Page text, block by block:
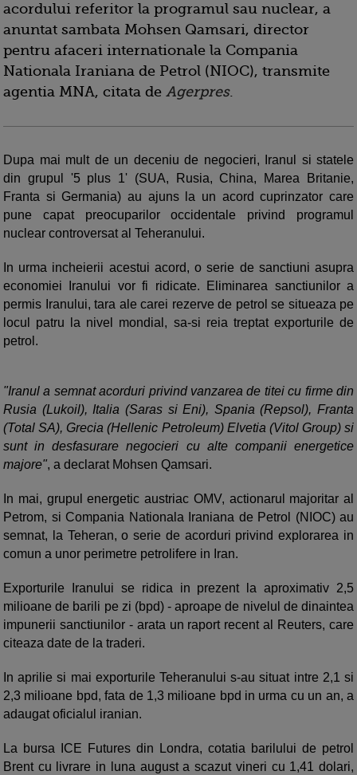
acordului referitor la programul sau nuclear, a
anuntat sambata Mohsen Qamsari, director
pentru afaceri internationale la Compania
Nationala Iraniana de Petrol (NIOC), transmite
agentia MNA, citata de Agerpres.
Dupa mai mult de un deceniu de negocieri, Iranul si statele
din grupul '5 plus 1' (SUA, Rusia, China, Marea Britanie,
Franta si Germania) au ajuns la un acord cuprinzator care
pune capat preocuparilor occidentale privind programul
nuclear controversat al Teheranului.
In urma incheierii acestui acord, o serie de sanctiuni asupra
economiei Iranului vor fi ridicate. Eliminarea sanctiunilor a
permis Iranului, tara ale carei rezerve de petrol se situeaza pe
locul patru la nivel mondial, sa-si reia treptat exporturile de
petrol.
"Iranul a semnat acorduri privind vanzarea de titei cu firme din
Rusia (Lukoil), Italia (Saras si Eni), Spania (Repsol), Franta
(Total SA), Grecia (Hellenic Petroleum) Elvetia (Vitol Group) si
sunt in desfasurare negocieri cu alte companii energetice
majore", a declarat Mohsen Qamsari.
In mai, grupul energetic austriac OMV, actionarul majoritar al
Petrom, si Compania Nationala Iraniana de Petrol (NIOC) au
semnat, la Teheran, o serie de acorduri privind explorarea in
comun a unor perimetre petrolifere in Iran.
Exporturile Iranului se ridica in prezent la aproximativ 2,5
milioane de barili pe zi (bpd) - aproape de nivelul de dinaintea
impunerii sanctiunilor - arata un raport recent al Reuters, care
citeaza date de la traderi.
In aprilie si mai exporturile Teheranului s-au situat intre 2,1 si
2,3 milioane bpd, fata de 1,3 milioane bpd in urma cu un an, a
adaugat oficialul iranian.
La bursa ICE Futures din Londra, cotatia barilului de petrol
Brent cu livrare in luna august a scazut vineri cu 1,41 dolari,